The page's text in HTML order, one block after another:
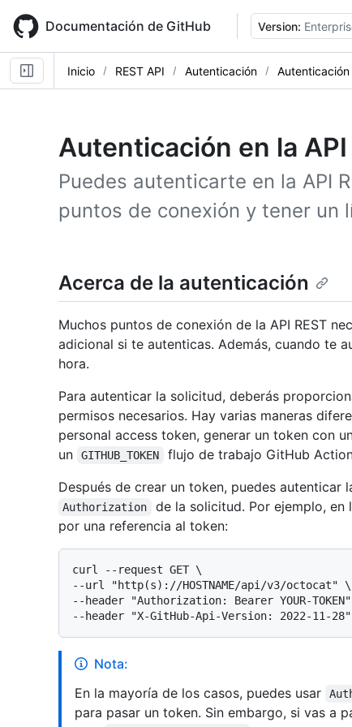
main
content
Documentación de GitHub Version:
Inicio REST API Autenticación Autenticación
Autenticación en la API
Puedes autenticarte en la API
puntos de conexión y tener un
Acerca de la autenticación
Muchos puntos de conexión de la API REST
adicional si te autenticas. Además, cuando te
hora.
Para autenticar la solicitud, deberás
permisos necesarios. Hay varias maneras
personal access token, generar un token con
un
GITHUB_TOKEN
flujo de trabajo GitHub
Después de crear un token, puedes
Authorization de la solicitud. Por ejemplo, en
por una referencia al token:
curl --request GET \
--url "http(s)://HOSTNAME/api/v3/octocat" \
--header "Authorization: Bearer YOUR-
Nota:
En la mayoría de los casos, puedes usar
para pasar un token. Sin embargo, si vas a